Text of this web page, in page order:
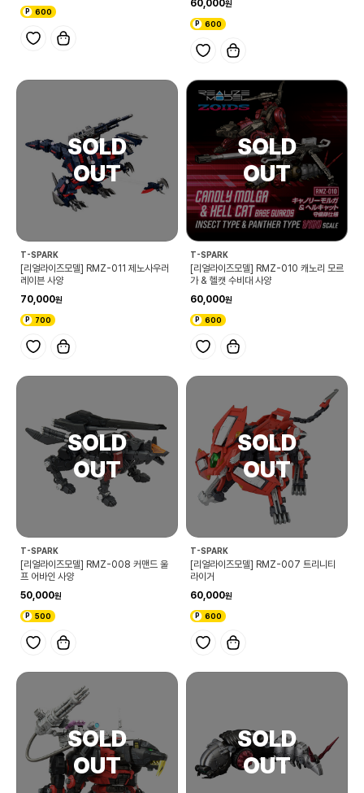
600
60,000
600
T-SPARK
[리얼라이즈모델] RMZ-011 제노사우러
레이븐 사양
70,000
700
T-SPARK
[리얼라이즈모델] RMZ-010 캐노리 모르
가 & 헬캣 수비대 사양
60,000
600
T-SPARK
[리얼라이즈모델] RMZ-008 커맨드 울
프 어바인 사양
50,000
500
T-SPARK
[리얼라이즈모델] RMZ-007 트리니티
라이거
60,000
600